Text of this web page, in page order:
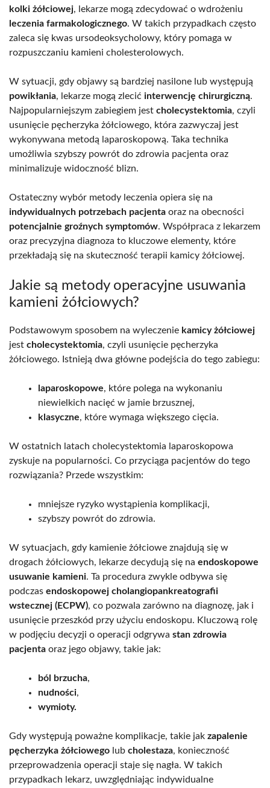
kolki żółciowej, lekarze mogą zdecydować o wdrożeniu
leczenia farmakologicznego. W takich przypadkach często
zaleca się kwas ursodeoksycholowy, który pomaga w
rozpuszczaniu kamieni cholesterolowych.
W sytuacji, gdy objawy są bardziej nasilone lub występują
powikłania, lekarze mogą zlecić interwencję chirurgiczną.
Najpopularniejszym zabiegiem jest cholecystektomia, czyli
usunięcie pęcherzyka żółciowego, która zazwyczaj jest
wykonywana metodą laparoskopową. Taka technika
umożliwia szybszy powrót do zdrowia pacjenta oraz
minimalizuje widoczność blizn.
Ostateczny wybór metody leczenia opiera się na
indywidualnych potrzebach pacjenta oraz na obecności
potencjalnie groźnych symptomów. Współpraca z lekarzem
oraz precyzyjna diagnoza to kluczowe elementy, które
przekładają się na skuteczność terapii kamicy żółciowej.
Jakie są metody operacyjne usuwania
kamieni żółciowych?
Podstawowym sposobem na wyleczenie kamicy żółciowej
jest cholecystektomia, czyli usunięcie pęcherzyka
żółciowego. Istnieją dwa główne podejścia do tego zabiegu:
laparoskopowe, które polega na wykonaniu
niewielkich nacięć w jamie brzusznej,
klasyczne, które wymaga większego cięcia.
W ostatnich latach cholecystektomia laparoskopowa
zyskuje na popularności. Co przyciąga pacjentów do tego
rozwiązania? Przede wszystkim:
mniejsze ryzyko wystąpienia komplikacji,
szybszy powrót do zdrowia.
W sytuacjach, gdy kamienie żółciowe znajdują się w
drogach żółciowych, lekarze decydują się na endoskopowe
usuwanie kamieni. Ta procedura zwykle odbywa się
podczas endoskopowej cholangiopankreatografii
wstecznej (ECPW), co pozwala zarówno na diagnozę, jak i
usunięcie przeszkód przy użyciu endoskopu. Kluczową rolę
w podjęciu decyzji o operacji odgrywa stan zdrowia
pacjenta oraz jego objawy, takie jak:
ból brzucha,
nudności,
wymioty.
Gdy występują poważne komplikacje, takie jak zapalenie
pęcherzyka żółciowego lub cholestaza, konieczność
przeprowadzenia operacji staje się nagła. W takich
przypadkach lekarz, uwzględniając indywidualne